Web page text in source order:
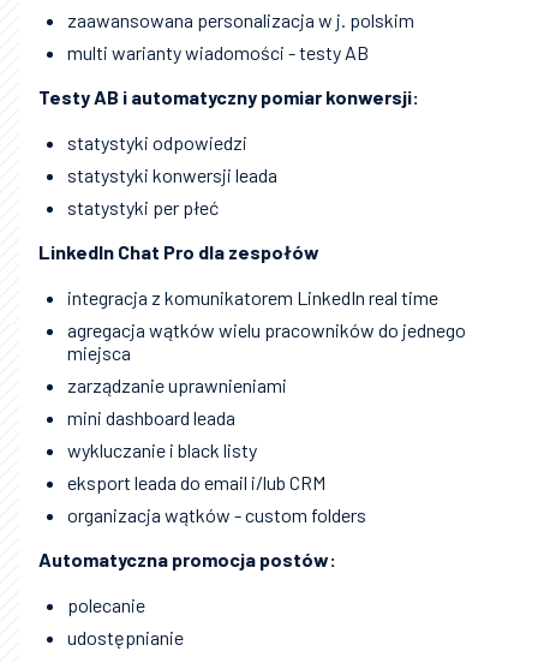
zaawansowana personalizacja w j. polskim
multi warianty wiadomości - testy AB
Testy AB i automatyczny pomiar konwersji:
statystyki odpowiedzi
statystyki konwersji leada
statystyki per płeć
LinkedIn Chat Pro dla zespołów
integracja z komunikatorem LinkedIn real time
agregacja wątków wielu pracowników do jednego
miejsca
zarządzanie uprawnieniami
mini dashboard leada
wykluczanie i black listy
eksport leada do email i/lub CRM
organizacja wątków - custom folders
Automatyczna promocja postów:
polecanie
udostępnianie